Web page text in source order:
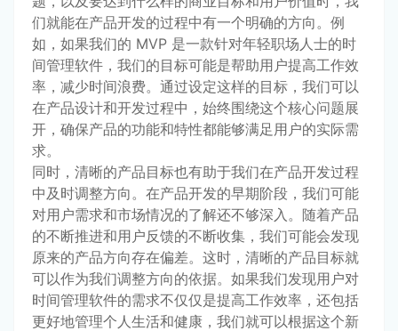
们就能在产品开发的过程中有一个明确的方向。例
如，如果我们的 MVP 是一款针对年轻职场人士的时
间管理软件，我们的目标可能是帮助用户提高工作效
率，减少时间浪费。通过设定这样的目标，我们可以
在产品设计和开发过程中，始终围绕这个核心问题展
开，确保产品的功能和特性都能够满足用户的实际需
求。
同时，清晰的产品目标也有助于我们在产品开发过程
中及时调整方向。在产品开发的早期阶段，我们可能
对用户需求和市场情况的了解还不够深入。随着产品
的不断推进和用户反馈的不断收集，我们可能会发现
原来的产品方向存在偏差。这时，清晰的产品目标就
可以作为我们调整方向的依据。如果我们发现用户对
时间管理软件的需求不仅仅是提高工作效率，还包括
更好地管理个人生活和健康，我们就可以根据这个新